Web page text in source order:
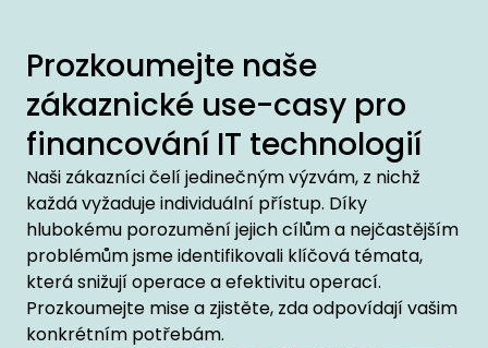
Prozkoumejte naše
zákaznické use-casy pro
financování IT technologií
Naši zákazníci čelí jedinečným výzvám, z nichž
každá vyžaduje individuální přístup. Díky
hlubokému porozumění jejich cílům a nejčastějším
problémům jsme identifikovali klíčová témata,
která snižují operace a efektivitu operací.
Prozkoumejte mise a zjistěte, zda odpovídají vašim
konkrétním potřebám.